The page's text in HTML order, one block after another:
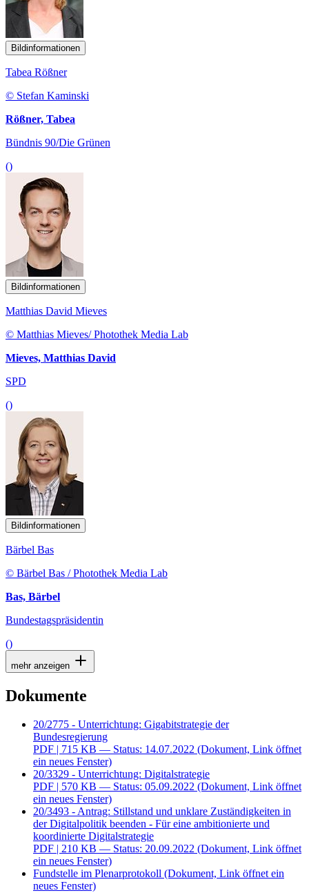
Bildinformationen
Tabea Rößner
© Stefan Kaminski
Rößner, Tabea
Bündnis 90/Die Grünen
()
Bildinformationen
Matthias David Mieves
© Matthias Mieves/ Photothek Media Lab
Mieves, Matthias David
SPD
()
Bildinformationen
Bärbel Bas
© Bärbel Bas / Photothek Media Lab
Bas, Bärbel
Bundestagspräsidentin
()
mehr anzeigen
Dokumente
20/2775 - Unterrichtung: Gigabitstrategie der
Bundesregierung
PDF | 715 KB — Status: 14.07.2022 (Dokument, Link öffnet
ein neues Fenster)
20/3329 - Unterrichtung: Digitalstrategie
PDF | 570 KB — Status: 05.09.2022 (Dokument, Link öffnet
ein neues Fenster)
20/3493 - Antrag: Stillstand und unklare Zuständigkeiten in
der Digitalpolitik beenden - Für eine ambitionierte und
koordinierte Digitalstrategie
PDF | 210 KB — Status: 20.09.2022 (Dokument, Link öffnet
ein neues Fenster)
Fundstelle im Plenarprotokoll (Dokument, Link öffnet ein
neues Fenster)